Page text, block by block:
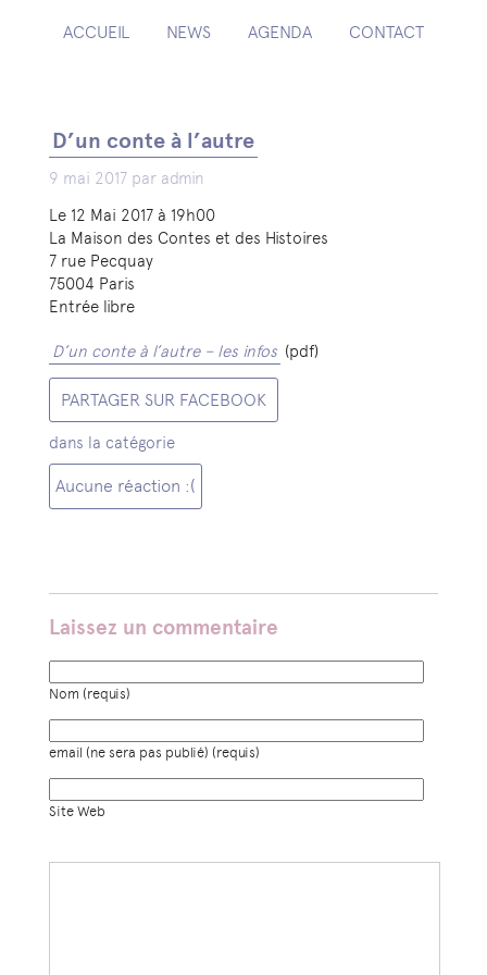
ACCUEIL NEWS AGENDA CONTACT
D’un conte à l’autre
9 mai 2017 par admin
Le 12 Mai 2017 à 19h00
La Maison des Contes et des Histoires
7 rue Pecquay
75004 Paris
Entrée libre
D’un conte à l’autre – les infos (pdf)
PARTAGER SUR FACEBOOK
dans la catégorie
Aucune réaction :(
Laissez un commentaire
Nom (requis)
email (ne sera pas publié) (requis)
Site Web